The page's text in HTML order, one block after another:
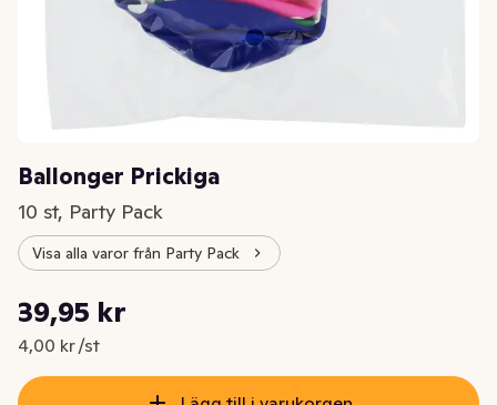
Ballonger Prickiga
10 st, Party Pack
Visa alla varor från Party Pack
Nuvarande pris är: 39,95 kr
39,95 kr
4,00 kr /st
Styckpris: 4,00 kr /st